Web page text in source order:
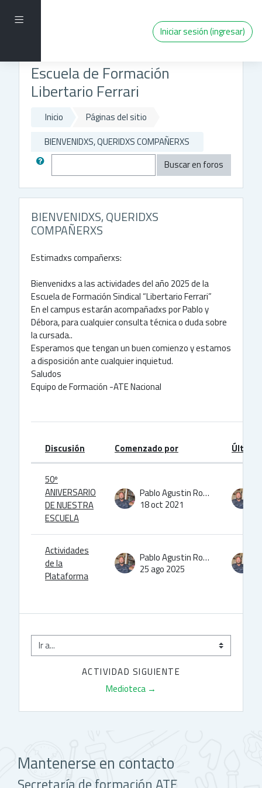
Pánel lateral
Iniciar sesión (ingresar)
Escuela de Formación
Libertario Ferrari
Inicio
Páginas del sitio
BIENVENIDXS, QUERIDXS COMPAÑERXS
Buscar
Buscar en foros
BIENVENIDXS, QUERIDXS
COMPAÑERXS
Estimadxs compañerxs:
Bienvenidxs a las actividades del año 2025 de la
Escuela de Formación Sindical “Libertario Ferrari”
En el campus estarán acompañadxs por Pablo y
Débora, para cualquier consulta técnica o duda sobre
la cursada..
Esperamos que tengan un buen comienzo y estamos
a disposición ante cualquier inquietud.
Saludos
Equipo de Formación -ATE Nacional
Lista de discusiones. Mostrando 2
Estatus
Discusión Comenzado por Último
50º
ANIVERSARIO
DE NUESTRA
ESCUELA
Pablo Agustin Rodriguez
18 oct 2021
Actividades
de la
Plataforma
Pablo Agustin Rodriguez
25 ago 2025
Ir a...
ACTIVIDAD SIGUIENTE
Medioteca →
Mantenerse en contacto